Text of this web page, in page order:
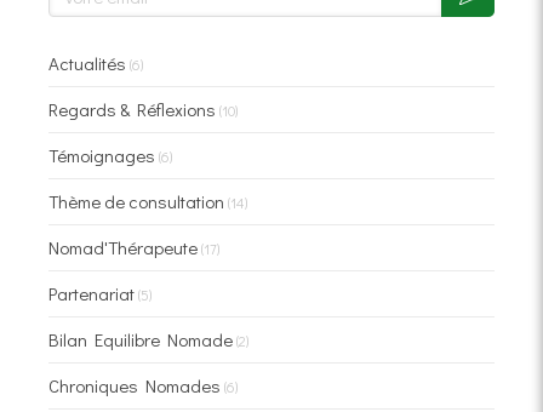
Actualités (6)
Regards & Réflexions (10)
Témoignages (6)
Thème de consultation (14)
Nomad'Thérapeute(17)
Partenariat(5)
Bilan Equilibre Nomade(2)
Chroniques Nomades (6)